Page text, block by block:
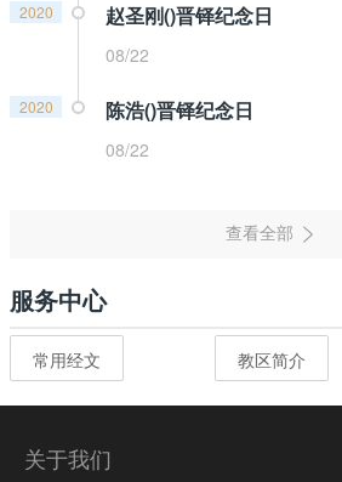
2020 赵圣刚()晋铎纪念日
08/22
2020 陈浩()晋铎纪念日
08/22
服务中心
常用经文 教区简介
关于我们